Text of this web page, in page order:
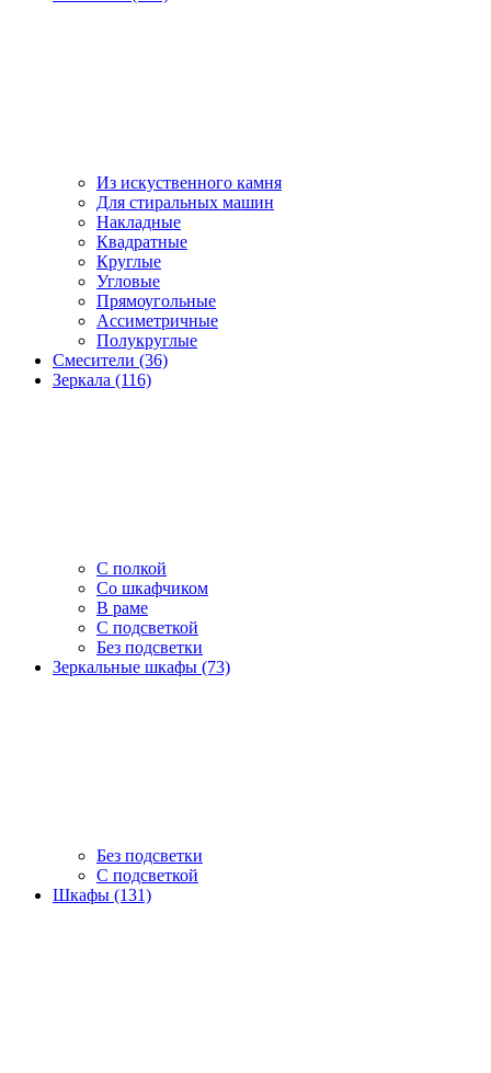
Из искуственного камня
Для стиральных машин
Накладные
Квадратные
Круглые
Угловые
Прямоугольные
Ассиметричные
Полукруглые
Смесители (36)
Зеркала (116)
С полкой
Со шкафчиком
В раме
С подсветкой
Без подсветки
Зеркальные шкафы (73)
Без подсветки
С подсветкой
Шкафы (131)